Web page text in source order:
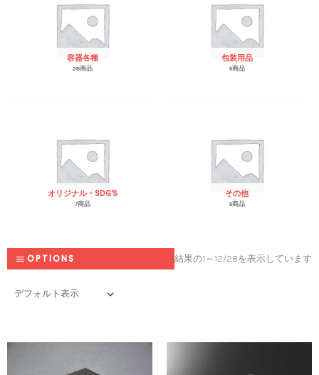
容器各種
28商品
包装用品
9商品
オリジナル・SDG'S
7商品
その他
6商品
OPTIONS 結果の1～12/28を表示しています